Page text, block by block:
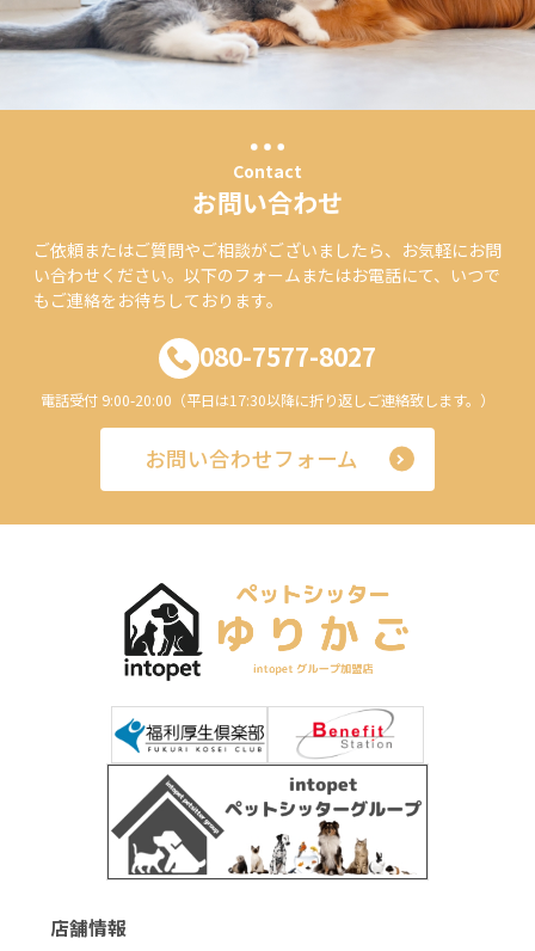
Contact
お問い合わせ
ご依頼またはご質問やご相談がございましたら、お気軽にお問
い合わせください。以下のフォームまたはお電話にて、いつで
もご連絡をお待ちしております。
080-7577-8027
電話受付 9:00-20:00（平日は17:30以降に折り返しご連絡致します。）
お問い合わせフォーム
店舗情報